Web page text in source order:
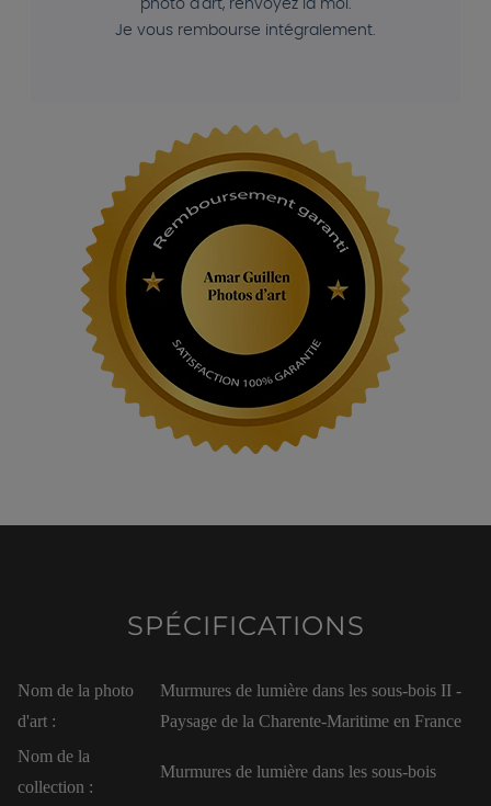
photo d'art, renvoyez la moi.
Je vous rembourse intégralement.
SPÉCIFICATIONS
Nom de la photo
d'art :
Murmures de lumière dans les sous-bois II -
Paysage de la Charente-Maritime en France
Nom de la
collection :
Murmures de lumière dans les sous-bois